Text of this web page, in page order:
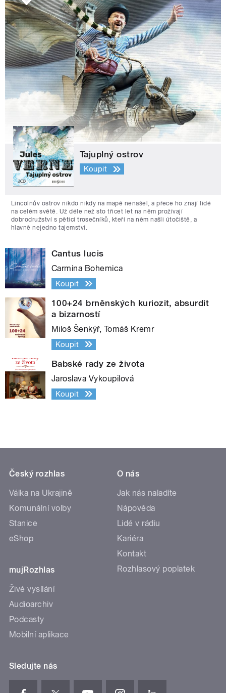
Tajuplný ostrov
Koupit
Lincolnův ostrov nikdo nikdy na mapě nenašel, a přece ho znají lidé
na celém světě. Už déle než sto třicet let na něm prožívají
dobrodružství s pěticí trosečníků, kteří na něm našli útočiště, a
hlavně nejedno tajemství.
Cantus lucis
Carmina Bohemica
Koupit
100+24 brněnských kuriozit, absurdit
a bizarností
Miloš Šenkýř, Tomáš Kremr
Koupit
Babské rady ze života
Jaroslava Vykoupilová
Koupit
Český rozhlas
Válka na Ukrajině
Komunální volby
Stanice
eShop
mujRozhlas
Živé vysílání
Audioarchiv
Podcasty
Mobilní aplikace
O nás
Jak nás naladíte
Nápověda
Lidé v rádiu
Kariéra
Kontakt
Rozhlasový poplatek
Sledujte nás